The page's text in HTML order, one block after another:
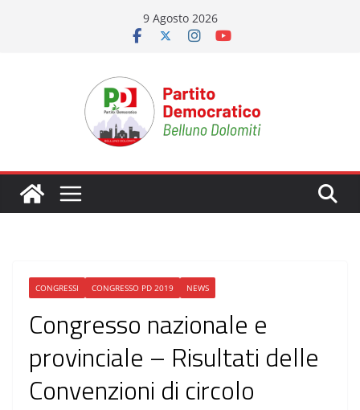
9 Agosto 2026
CONGRESSI CONGRESSO PD 2019 NEWS
Congresso nazionale e
provinciale – Risultati delle
Convenzioni di circolo